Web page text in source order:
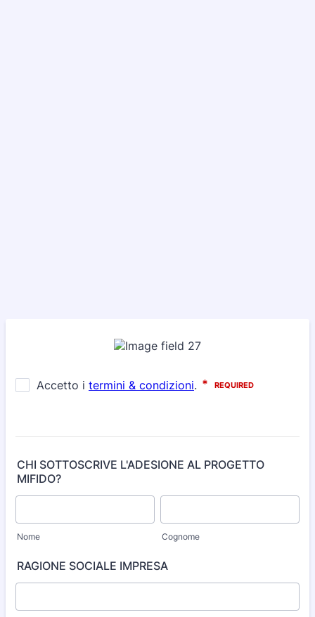
CHI SOTTOSCRIVE L'ADESIONE AL PROGETTO
MIFIDO?
Nome Cognome
RAGIONE SOCIALE IMPRESA